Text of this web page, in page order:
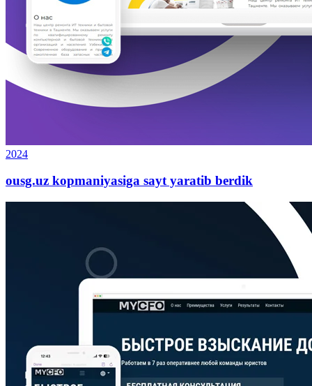
2024
ousg.uz kopmaniyasiga sayt yaratib berdik